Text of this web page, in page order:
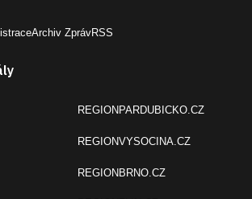
Archiv ZprávRSS
REGIONPARDUBICKO.CZ
REGIONVYSOCINA.CZ
REGIONBRNO.CZ